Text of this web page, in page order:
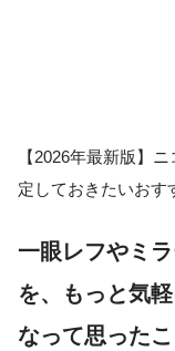
【2026年最新版】
定しておきたいおす
一眼レフやミ
を、もっと気
なって思った